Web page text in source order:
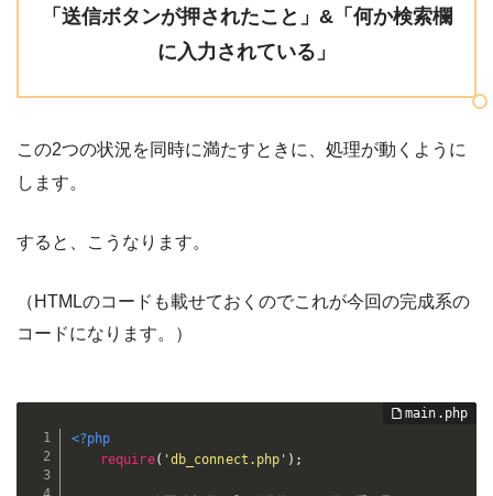
「送信ボタンが押されたこと」&「何か検索欄
に入力されている」
この2つの状況を同時に満たすときに、処理が動くように
します。
すると、こうなります。
（HTMLのコードも載せておくのでこれが今回の完成系の
コードになります。）
<?php
require( 'db_connect.php' ) ;